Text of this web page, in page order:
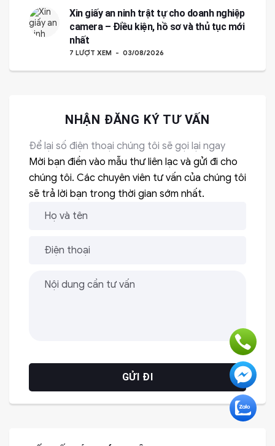
Xin giấy an ninh trật tự cho doanh nghiệp
camera – Điều kiện, hồ sơ và thủ tục mới
nhất
7 LƯỢT XEM 03/08/2026
NHẬN ĐĂNG KÝ TƯ VẤN
Để lại số điện thoại chúng tôi sẽ gọi lại ngay
Mời bạn điền vào mẫu thư liên lạc và gửi đi cho
chúng tôi. Các chuyên viên tư vấn của chúng tôi
sẽ trả lời bạn trong thời gian sớm nhất.